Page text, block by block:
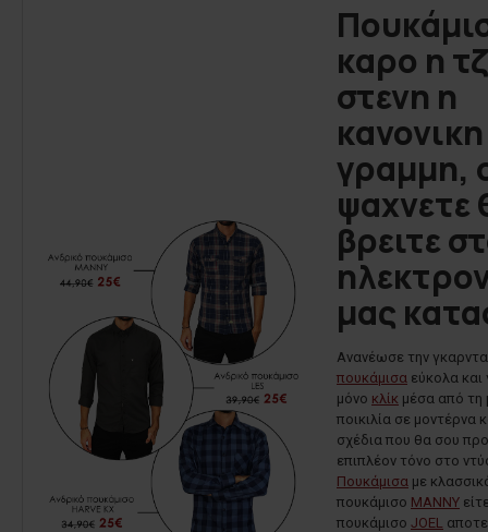
καρο η
στενη η
κανονικη
γραμμη,
ψαχνετε
βρειτε
μας
Ανανέωσε την
πουκάμισα εύκολα
μόνο κλίκ μέσα από τη
ποικιλία σε μοντέρνα
σχέδια που θα σου
επιπλέον τόνο στο
Πουκάμισα με
πουκάμισο MANNY
πουκάμισο JOEL